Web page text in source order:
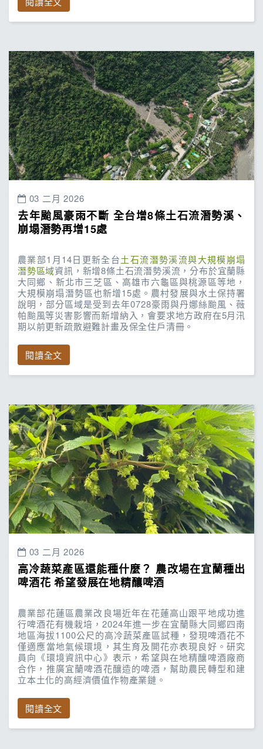
03 二月 2026
去年颱風豪雨不斷 全台增8條土石流潛勢溪、
崩塌潛勢再增15處
農業部1月14日更新全台土石流潛勢溪流與大規模崩塌
潛勢區域資訊，新增8條土石流潛勢溪流，分布於宜蘭縣
大同鄉、新北市三芝區、高雄市六龜區與桃源區等地，
大規模崩塌潛勢區也新增15處。農村發展與水土保持署
說明，部分區域是受到去年0728豪雨與丹娜絲颱風、薇
帕颱風等災害影響而新增納入，會要求地方政府在5月汛
期以前更新疏散避難計畫及保全住戶清冊。
閱讀全文
03 二月 2026
高冷蔬菜產區還能種什麼？ 農改場在宜蘭種出
啤酒花 希望發展在地精釀啤酒
農業部花蓮區農業改良場近年在花蓮高山跟平地成功進
行啤酒花有機栽培，2024年進一步在宜蘭縣大同鄉四南
地區海拔1100公尺的高冷蔬菜產區試種，發現啤酒花不
僅適應當地氣候環境，其生育及開花亦表現良好。研究
員向《環境資訊中心》表示，希望與在地精釀啤酒廠商
合作，推廣宜蘭啤酒花釀造的啤酒，幫助農民轉型和建
立本土化的高經濟價值作物產業鏈。
閱讀全文